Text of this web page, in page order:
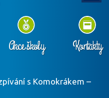
Akce školy Kontakty
s Komokrákem –